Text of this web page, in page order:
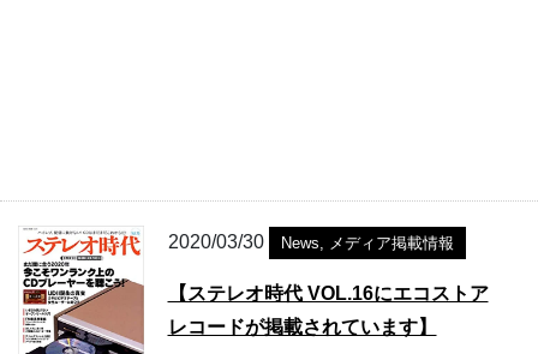
2020/03/30 News, メディア掲載情報
【ステレオ時代 VOL.16にエコストア
レコードが掲載されています】